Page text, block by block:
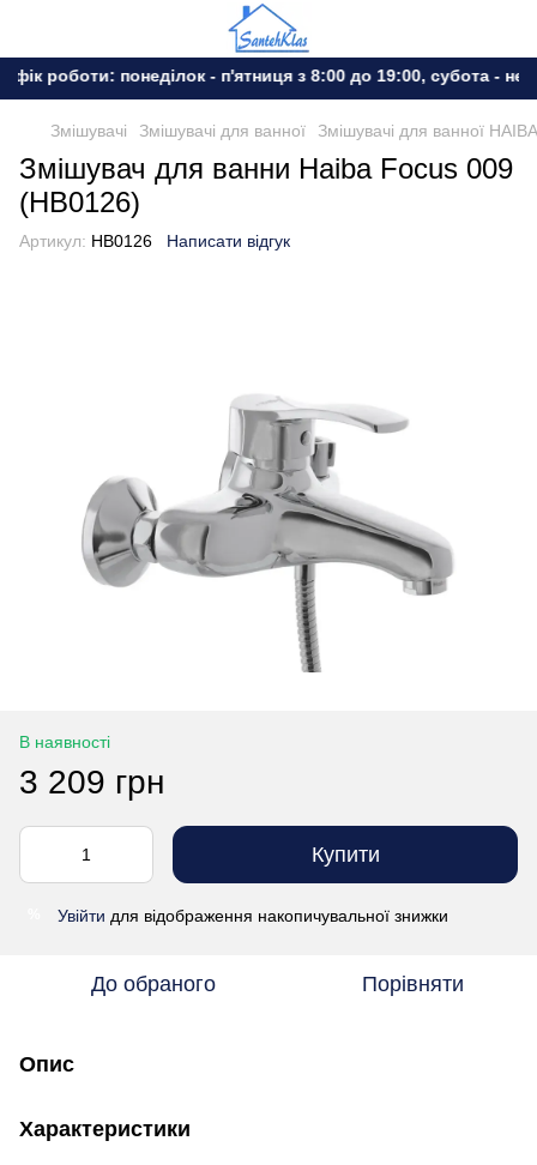
роботи: понеділок - п'ятниця з 8:00 до 19:00, субота -
Змішувачі Змішувачі для ванної Змішувачі для ванної HAIBA
Змішувач для ванни Haiba Focus 009
(HB0126)
Артикул: HB0126 Написати відгук
В наявності
3 209 грн
Купити
Увійти для відображення накопичувальної знижки
До обраного Порівняти
Опис
Характеристики